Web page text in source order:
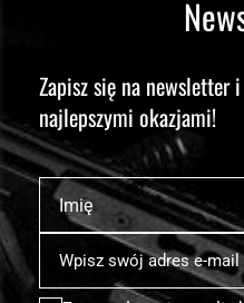
Zapisz się na newsletter
najlepszymi okazjami!
Imię
Subskrybuj
nasz
newsletter: